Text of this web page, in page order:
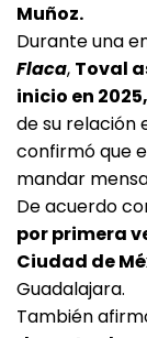
Muñoz.
Durante una
Flaca, Toval
inicio en 2025,
de su relación
confirmó que
mandar
De acuerdo
por primera
Ciudad de
Guadalajara.
También